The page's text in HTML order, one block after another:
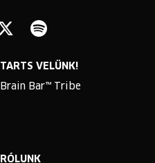
TARTS VELÜNK!
Brain Bar™ Tribe
RÓLUNK